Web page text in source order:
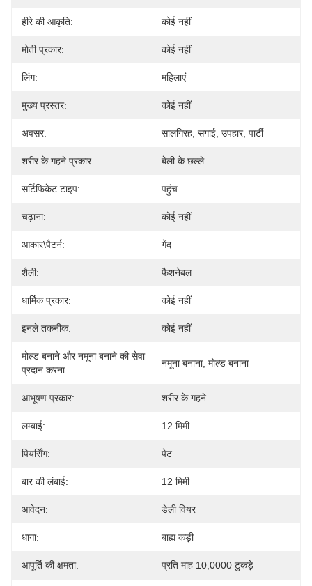
हीरे की आकृति: कोई नहीं
मोती प्रकार: कोई नहीं
लिंग: महिलाएं
मुख्य प्रस्तर: कोई नहीं
अवसर: सालगिरह, सगाई, उपहार, पार्टी
शरीर के गहने प्रकार: बेली के छल्ले
सर्टिफिकेट टाइप: पहुंच
चढ़ाना: कोई नहीं
आकार\पैटर्न: गेंद
शैली: फैशनेबल
धार्मिक प्रकार: कोई नहीं
इनले तकनीक: कोई नहीं
मोल्ड बनाने और नमूना बनाने की सेवा
प्रदान करना:
नमूना बनाना, मोल्ड बनाना
आभूषण प्रकार: शरीर के गहने
लम्बाई: 12 मिमी
पियर्सिंग: पेट
बार की लंबाई: 12 मिमी
आवेदन: डेली वियर
धागा: बाह्य कड़ी
आपूर्ति की क्षमता: प्रति माह 10,0000 टुकड़े